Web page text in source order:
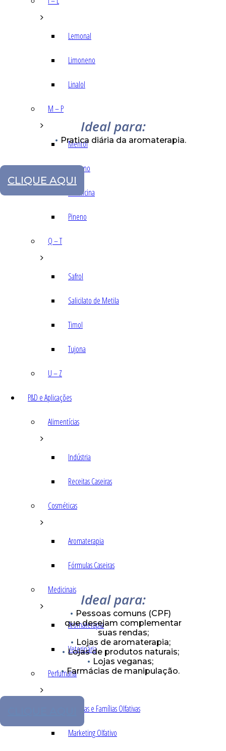
Lemonal
Limoneno
Linalol
M – P
Mentol
Mirceno
Miristicina
Pineno
Q – T
Safrol
Salicilato de Metila
Timol
Tujona
U – Z
P&D e Aplicações
Alimentícias
Indústria
Receitas Caseiras
Cosméticas
Aromaterapia
Fórmulas Caseiras
Medicinais
Aromaterapia
Veterinária
Perfumaria
As Notas e Famílias Olfativas
Marketing Olfativo
Ideal para:
Pratica diária da aromaterapia.
CLIQUE AQUI
Ideal para:
Pessoas comuns (CPF)
que desejam complementar
suas rendas;
Lojas de aromaterapia;
Lojas de produtos naturais;
Lojas veganas;
Farmácias de manipulação.